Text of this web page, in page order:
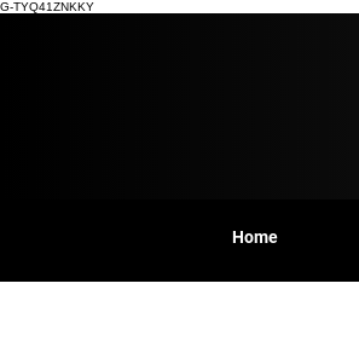
G-TYQ41ZNKKY
Home